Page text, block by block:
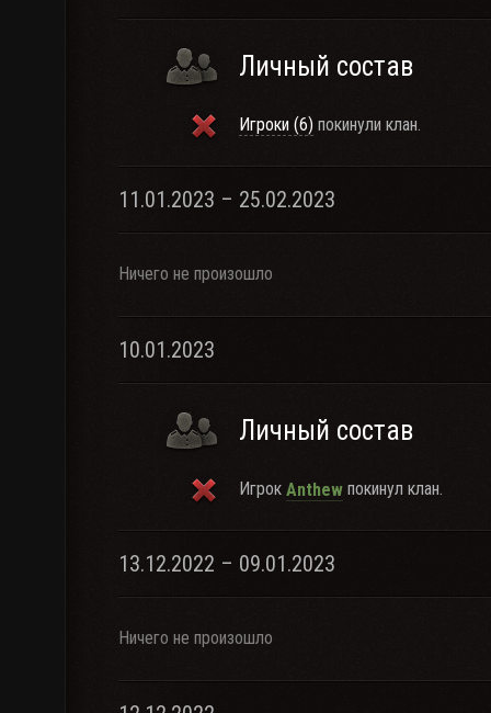
Личный состав
Игроки (6) покинули клан.
11.01.2023 – 25.02.2023
Ничего не произошло
10.01.2023
Личный состав
Игрок Anthew покинул клан.
13.12.2022 – 09.01.2023
Ничего не произошло